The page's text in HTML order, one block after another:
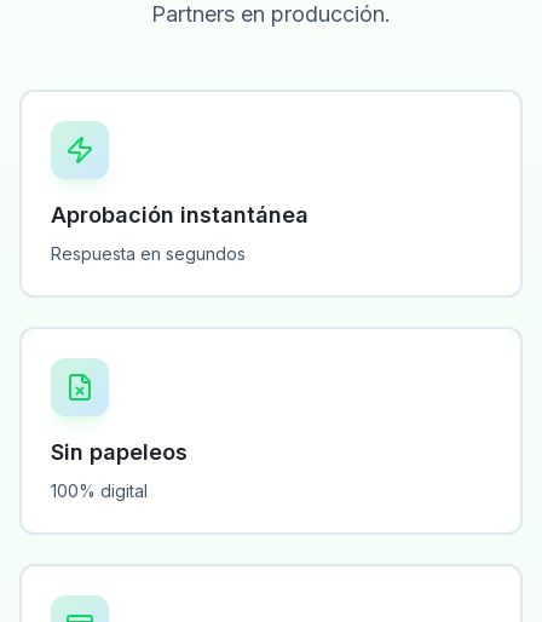
Partners en producción.
Aprobación instantánea
Respuesta en segundos
Sin papeleos
100% digital